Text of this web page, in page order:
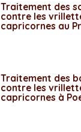
Traitement des
contre les
capricornes au
Traitement des
contre les
capricornes à